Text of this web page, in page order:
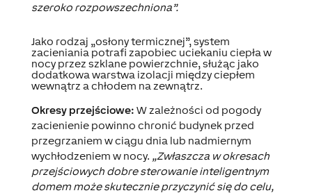
szeroko rozpowszechniona”.
Jako rodzaj „osłony termicznej”, system
zacieniania potrafi zapobiec uciekaniu ciepła w
nocy przez szklane powierzchnie, służąc jako
dodatkowa warstwa izolacji między ciepłem
wewnątrz a chłodem na zewnątrz.
Okresy przejściowe: W zależności od pogody
zacienienie powinno chronić budynek przed
przegrzaniem w ciągu dnia lub nadmiernym
wychłodzeniem w nocy. „Zwłaszcza w okresach
przejściowych dobre sterowanie inteligentnym
domem może skutecznie przyczynić się do celu,